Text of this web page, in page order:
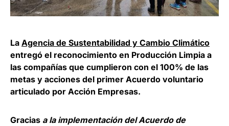
La Agencia de Sustentabilidad y Cambio Climático
entregó el reconocimiento en Producción Limpia a
las compañías que cumplieron con el 100% de las
metas y acciones del primer Acuerdo voluntario
articulado por Acción Empresas.
Gracias a la implementación del Acuerdo de